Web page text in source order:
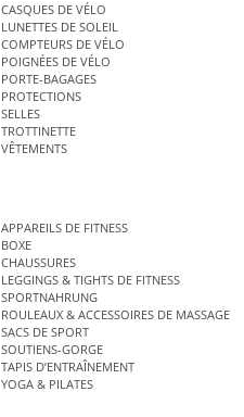
CASQUES DE VÉLO
LUNETTES DE SOLEIL
COMPTEURS DE VÉLO
POIGNÉES DE VÉLO
PORTE-BAGAGES
PROTECTIONS
SELLES
TROTTINETTE
VÊTEMENTS
APPAREILS DE FITNESS
BOXE
CHAUSSURES
LEGGINGS & TIGHTS DE FITNESS
SPORTNAHRUNG
ROULEAUX & ACCESSOIRES DE MASSAGE
SACS DE SPORT
SOUTIENS-GORGE
TAPIS D’ENTRAÎNEMENT
YOGA & PILATES